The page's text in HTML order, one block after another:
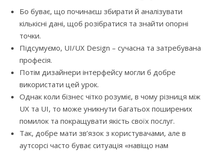
Бо буває, що починаєш збирати й аналізувати
кількісні дані, щоб розібратися та знайти опорні
точки.
Підсумуємо, UI/UX Design – сучасна та затребувана
професія.
Потім дизайнери інтерфейсу могли б добре
використати цей урок.
Однак коли бізнес чітко розуміє, в чому різниця між
UX та UI, то може уникнути багатьох поширених
помилок та покращувати якість своїх послуг.
Так, добре мати зв’язок з користувачами, але в
аутсорсі часто буває ситуація «навіщо нам